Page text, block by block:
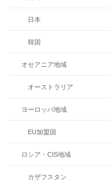
日本
韓国
オセアニア地域
オーストラリア
ヨーロッパ地域
EU加盟国
ロシア・CIS地域
カザフスタン